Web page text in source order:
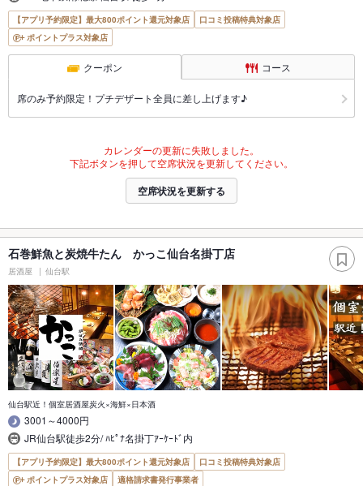
【アプリ予約限定】最大800ポイント還元対象店
口コミ投稿特典対象店
ポイントプラス対象店
クーポン コース
席のみ予約限定！プチデザート全員に差し上げます♪
カレンダーの更新に失敗しました。
下記ボタンを押して空席状況を更新してください。
空席状況を更新する
石巻鮮魚と炭焼牛たん かっこ仙台名掛丁店
居酒屋 仙台駅
仙台駅近！個室居酒屋炭火×海鮮×日本酒
3001～4000円
JR仙台駅徒歩2分/ ﾊﾋﾟﾅ名掛丁ｱｰｹｰﾄﾞ内
【アプリ予約限定】最大800ポイント還元対象店
口コミ投稿特典対象店
ポイントプラス対象店
適格請求書発行事業者